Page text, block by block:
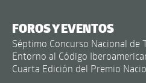
FOROS Y EVENTOS
Séptimo Concurso Nacional de
Entorno al Código
Cuarta Edición del Premio